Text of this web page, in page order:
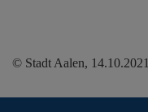
© Stadt Aalen, 14.10.2021